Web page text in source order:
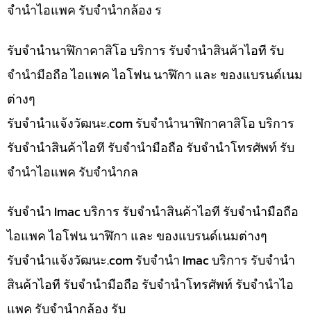
จำนำไอแพค รับจำนำกล้อง ร
รับจำนำนาฬิกาคาสิโอ บริการ รับจำนำสินค้าไอที รับ
จำนำมือถือ ไอแพค ไอโฟน นาฬิกา และ ของแบรนด์เนม
ต่างๆ
รับจํานําแจ้งวัฒนะ.com รับจำนำนาฬิกาคาสิโอ บริการ
รับจำนำสินค้าไอที รับจำนำมือถือ รับจำนำโทรศัพท์ รับ
จำนำไอแพค รับจำนำกล
รับจำนำ Imac บริการ รับจำนำสินค้าไอที รับจำนำมือถือ
ไอแพค ไอโฟน นาฬิกา และ ของแบรนด์เนมต่างๆ
รับจํานําแจ้งวัฒนะ.com รับจำนำ Imac บริการ รับจำนำ
สินค้าไอที รับจำนำมือถือ รับจำนำโทรศัพท์ รับจำนำไอ
แพค รับจำนำกล้อง รับ